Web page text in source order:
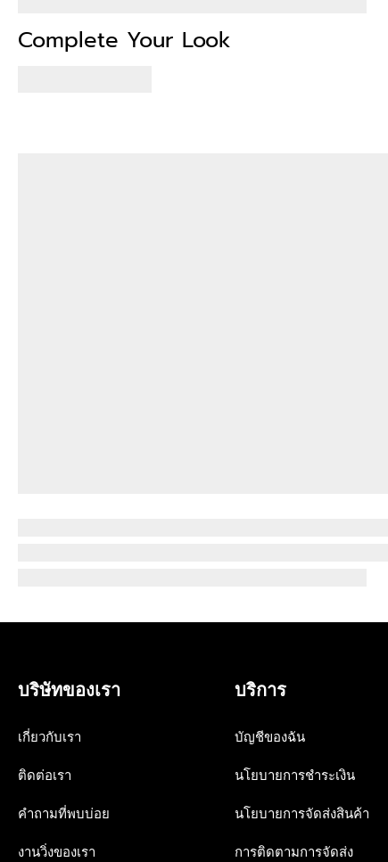
Complete Your Look
บริษัทของเรา
เกี่ยวกับเรา
ติดต่อเรา
คำถามที่พบบ่อย
งานวิ่งของเรา
บริการ
บัญชีของฉัน
นโยบายการชำระเงิน
นโยบายการจัดส่งสินค้า
การติดตามการจัดส่ง